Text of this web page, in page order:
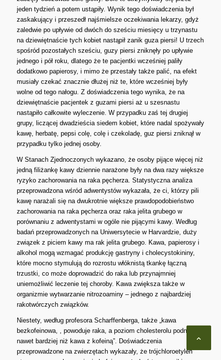
jeden tydzień a potem ustąpiły. Wynik tego doświadczenia był
zaskakujący i przeszedł najśmielsze oczekiwania lekarzy, gdyż
zaledwie po upływie od dwóch do sześciu miesięcy u trzynastu
na dziewiętnaście tych kobiet nastąpił zanik guza piersi! U trzech
spośród pozostałych sześciu, guzy piersi zniknęły po upływie
jednego i pół roku, dlatego że te pacjentki wcześniej paliły
dodatkowo papierosy, i mimo że przestały także palić, na efekt
musiały czekać znacznie dłużej niż te, które wcześniej były
wolne od tego nałogu. Z doświadczenia tego wynika, że na
dziewiętnaście pacjentek z guzami piersi aż u szesnastu
nastąpiło całkowite wyleczenie. W przypadku zaś tej drugiej
grupy, liczącej dwadzieścia siedem kobiet, które nadal spożywały
kawę, herbatę, pepsi colę, colę i czekoladę, guz piersi zniknął w
przypadku tylko jednej osoby.
W Stanach Zjednoczonych wykazano, że osoby pijące więcej niż
jedną filiżankę kawy dziennie narażone były na dwa razy większe
ryzyko zachorowania na raka pęcherza. Statystyczna analiza
przeprowadzona wśród adwentystów wykazała, że ci, którzy pili
kawę narażali się na dwukrotnie większe prawdopodobieństwo
zachorowania na raka pęcherza oraz raka jelita grubego w
porównaniu z adwentystami w ogóle nie pijącymi kawy. Według
badań przeprowadzonych na Uniwersytecie w Harvardzie, duży
związek z piciem kawy ma rak jelita grubego. Kawa, papierosy i
alkohol mogą wzmagać produkcję gastryny i cholecystokininy,
które mocno stymulują do rozrostu włóknistą tkankę łączną
trzustki, co może doprowadzić do raka lub przynajmniej
uniemożliwić leczenie tej choroby. Kawa zwiększa także w
organizmie wytwarzanie nitrozoaminy – jednego z najbardziej
rakotwórczych związków.
Niestety, według profesora Scharffenberga, także „kawa
bezkofeinowa, , powoduje raka, a poziom cholesterolu podnosi
nawet bardziej niż kawa z kofeiną”. Doświadczenia
przeprowadzone na zwierzętach wykazały, że trójchloroetylen